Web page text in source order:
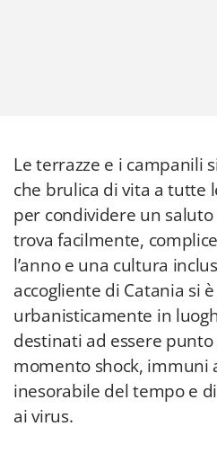
Le terrazze e i campanili
che brulica di vita a tutte
per condividere un
trova facilmente,
l’anno e una cultura
accogliente di Catania si
urbanisticamente in
destinati ad essere
momento shock, immuni
inesorabile del tempo e
ai virus.